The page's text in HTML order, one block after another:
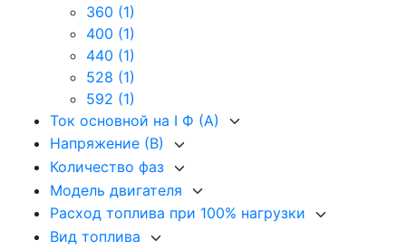
360 (1)
400 (1)
440 (1)
528 (1)
592 (1)
Ток основной на I Ф (А)
Напряжение (В)
Количество фаз
Модель двигателя
Расход топлива при 100% нагрузки
Вид топлива